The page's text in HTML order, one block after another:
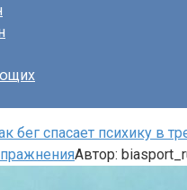
бег спасает психику в
Автор: